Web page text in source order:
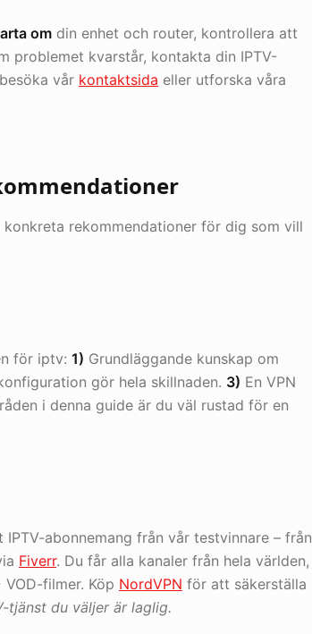
om din enhet och router, kontrollera att
problemet kvarstår, kontakta din IPTV-
vår kontaktsida eller utforska våra
rekommendationer för dig som vill
för iptv: 1) Grundläggande kunskap om
gör hela skillnaden. 3) En VPN
i denna guide är du väl rustad för en
abonnemang från vår testvinnare – från
Fiverr. Du får alla kanaler från hela världen,
filmer. Köp NordVPN för att säkerställa
tjänst du väljer är laglig.